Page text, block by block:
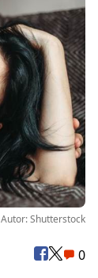
Autor: Shutterstock
0